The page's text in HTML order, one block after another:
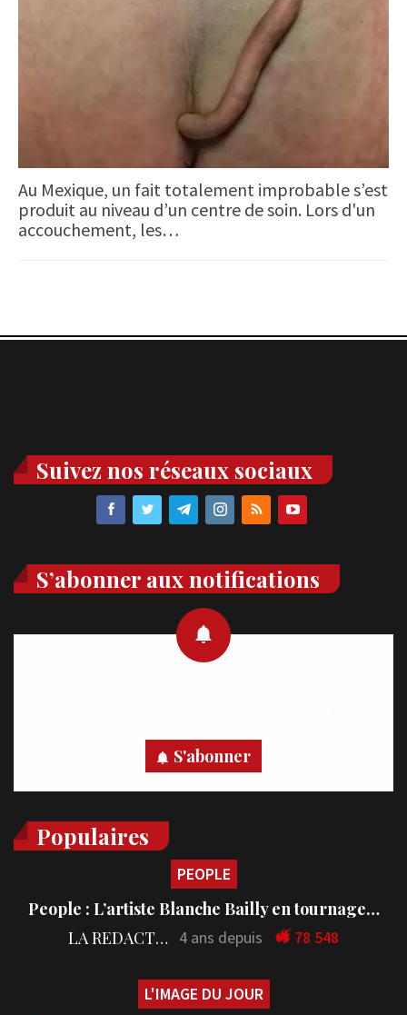
Au Mexique, un fait totalement improbable s’est
produit au niveau d’un centre de soin. Lors d'un
accouchement, les…
Suivez nos réseaux sociaux
S’abonner aux notifications
S'abonner
Populaires
PEOPLE
People : L’artiste Blanche Bailly en tournage…
LA REDACTION 4 ans depuis 78 548
L'IMAGE DU JOUR